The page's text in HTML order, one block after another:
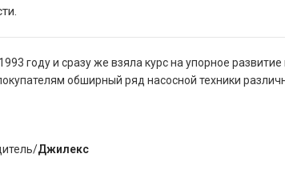
году и сразу же взяла курс на упорное
обширный ряд насосной техники
/Джилекс